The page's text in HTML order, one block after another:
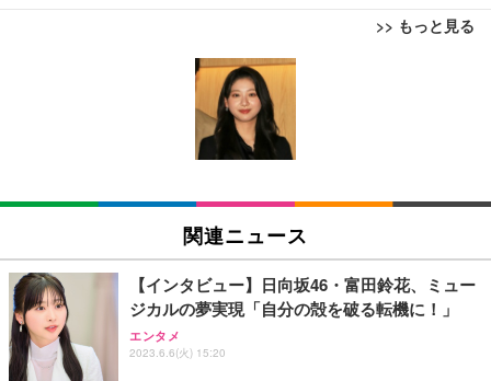
>> もっと見る
[EdoErgo] オフィスチェア 椅子 テレワーク 疲れな
い 跳ね上げ式アームレスト コンパクト 約105度ロッ
キング pc 事務椅子 360度回転 座面昇降 強化ナイロ
ン樹脂ベース 通気性メッシュ 在宅ワーク H-WY01
(黒網+黒枠+黒足)
SIHOO B100 オフィスチェア／デスクチェア メッシ
ュチェア 人間工学 疲れない ブラック
￥27,999
Sezlife オフィスチェア デスクチェア 疲れない テレ
ワーク チェア 強化バックレスト 30度ロッキング機
能 人間工学 椅子 腰サポート 90度跳ね上げ式アーム
EIZO ビジネス向けプレミアムモニター | FlexScan
EV3240X-WT | 31.5型4K UHD・USB Type-C・ホワ
EIZO ビジネス向けプレミアムモニター | FlexScan
￥109,572
【純正品】27"ゲーミングモニター DualSense 充電
フック付き（CFI-ZDM1J）
Amazonベーシック ペットシーツ 薄型 レギュラー 1
回使い捨て 無香料 ホワイト 300枚
Amazonベーシック ペットシーツ 厚型 ワイド 42枚
x2袋(84枚) ホワイト(吸収面:ライトブルー)
￥3,234
ネオ・ルーライフ ネオ・オムツ L 中型犬用 26枚入
り 単品
関連ニュース
【インタビュー】日向坂46・富田鈴花、ミュー
ジカルの夢実現「自分の殻を破る転機に！」
エンタメ
2023.6.6(火) 15:20